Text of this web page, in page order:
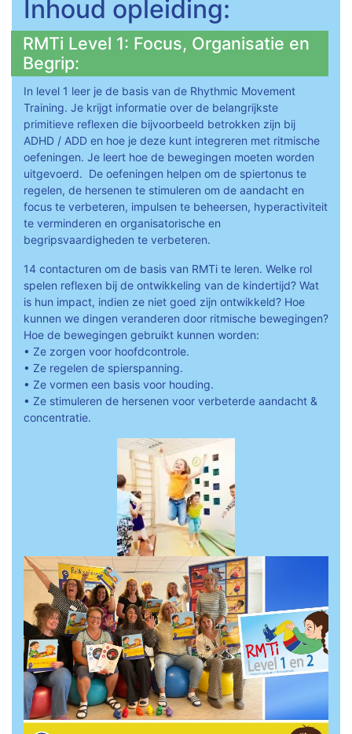
Inhoud opleiding:
RMTi Level 1: Focus, Organisatie en
Begrip:
In level 1 leer je de basis van de Rhythmic Movement
Training. Je krijgt informatie over de belangrijkste
primitieve reflexen die bijvoorbeeld betrokken zijn bij
ADHD / ADD en hoe je deze kunt integreren met ritmische
oefeningen. Je leert hoe de bewegingen moeten worden
uitgevoerd. De oefeningen helpen om de spiertonus te
regelen, de hersenen te stimuleren om de aandacht en
focus te verbeteren, impulsen te beheersen, hyperactiviteit
te verminderen en organisatorische en
begripsvaardigheden te verbeteren.
14 contacturen om de basis van RMTi te leren. Welke rol
spelen reflexen bij de ontwikkeling van de kindertijd? Wat
is hun impact, indien ze niet goed zijn ontwikkeld? Hoe
kunnen we dingen veranderen door ritmische bewegingen?
Hoe de bewegingen gebruikt kunnen worden:
• Ze zorgen voor hoofdcontrole.
• Ze regelen de spierspanning.
• Ze vormen een basis voor houding.
• Ze stimuleren de hersenen voor verbeterde aandacht &
concentratie.